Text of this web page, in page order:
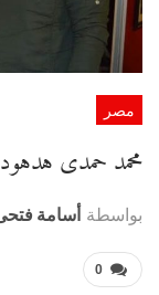
مصر
محمد حمدى
بواسطة أسامة
0